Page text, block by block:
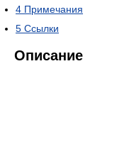
4 Примечания
5 Ссылки
Описание